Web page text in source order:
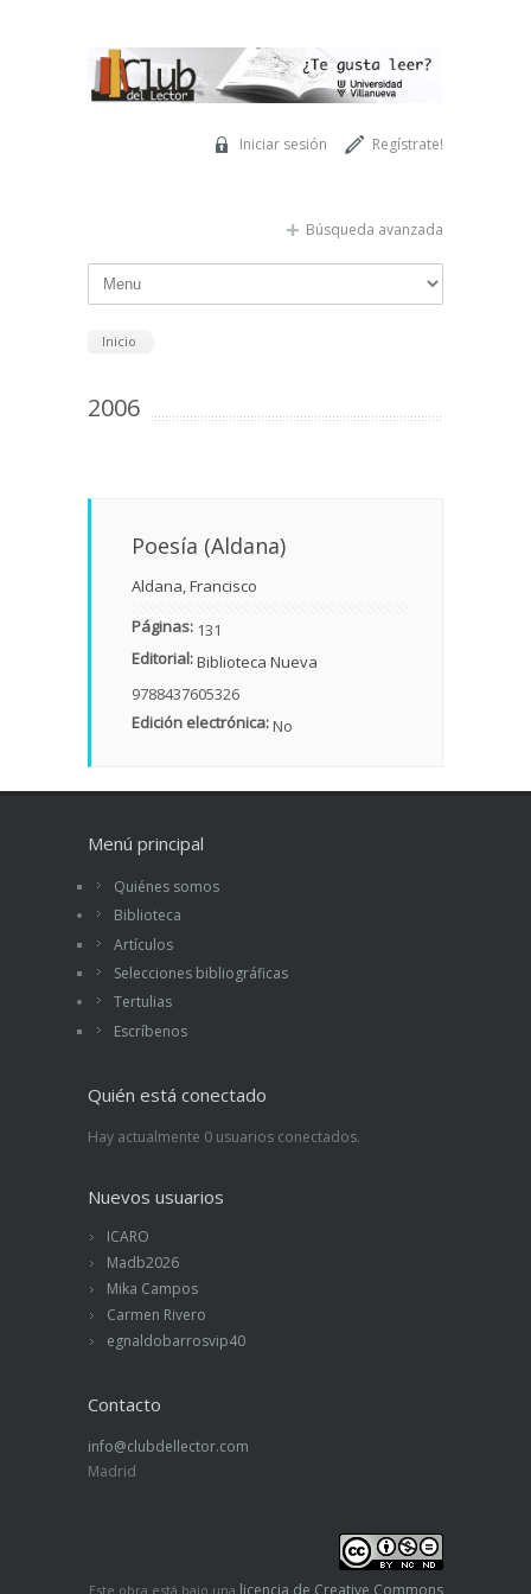
Regístrate!
Iniciar sesión
Búsqueda avanzada
Inicio
2006
Poesía (Aldana)
Aldana, Francisco
Páginas: 131
Editorial:Biblioteca Nueva
9788437605326
Edición electrónica:No
Menú principal
Quiénes somos
Biblioteca
Artículos
Selecciones bibliográficas
Tertulias
Escríbenos
Quién está conectado
Hay actualmente 0 usuarios conectados.
Nuevos usuarios
ICARO
Madb2026
Mika Campos
Carmen Rivero
egnaldobarrosvip40
Contacto
info@clubdellector.com
Madrid
Este obra está bajo una licencia de Creative Commons